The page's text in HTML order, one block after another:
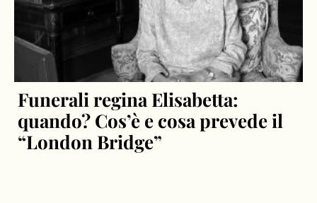
Funerali regina Elisabetta:
quando? Cos’è e cosa prevede il
“London Bridge”